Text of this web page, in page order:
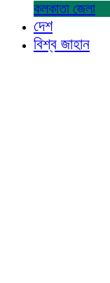
কলকাতা জেলা
দেশ
বিশ্ব জাহান